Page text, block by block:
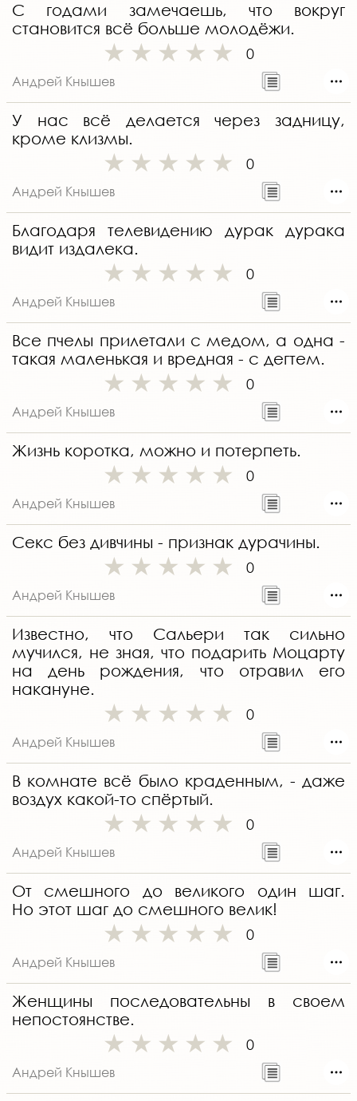
С годами замечаешь, что вокруг
становится всё больше молодёжи.
0
Андрей Кнышев
У нас всё делается через задницу,
кроме клизмы.
0
Андрей Кнышев
Благодаря телевидению дурак дурака
видит издалека.
0
Андрей Кнышев
Все пчелы прилетали с медом, а одна -
такая маленькая и вредная - с дегтем.
0
Андрей Кнышев
Жизнь коротка, можно и потерпеть.
0
Андрей Кнышев
Секс без дивчины - признак дурачины.
0
Андрей Кнышев
Известно, что Сальери так сильно
мучился, не зная, что подарить Моцарту
на день рождения, что отравил его
накануне.
0
Андрей Кнышев
В комнате всё было краденным, - даже
воздух какой-то спёртый.
0
Андрей Кнышев
От смешного до великого один шаг.
Но этот шаг до смешного велик!
0
Андрей Кнышев
Женщины последовательны в своем
непостоянстве.
0
Андрей Кнышев